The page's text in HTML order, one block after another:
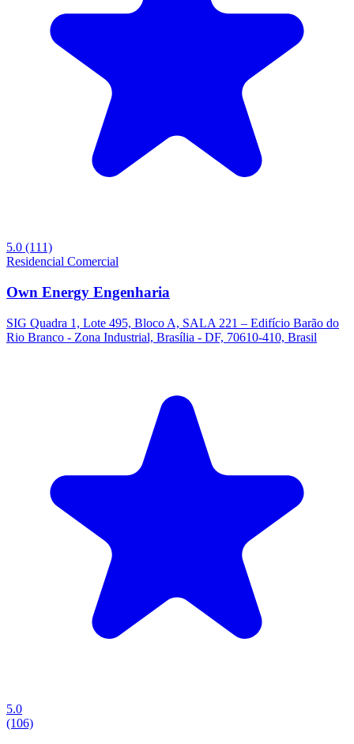
5.0 (111)
Residencial Comercial
Own Energy Engenharia
SIG Quadra 1, Lote 495, Bloco A, SALA 221 – Edifício Barão do
Rio Branco - Zona Industrial, Brasília - DF, 70610-410, Brasil
5.0
(106)